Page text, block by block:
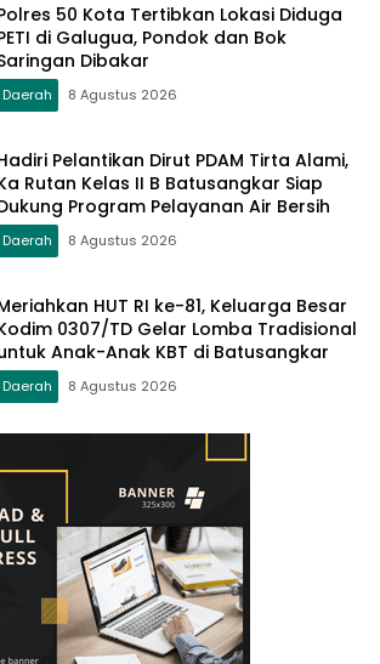
50 Kota Tertibkan Lokasi Diduga
di Galugua, Pondok dan Bok
Dibakar
Daerah 8 Agustus 2026
Pelantikan Dirut PDAM Tirta Alami,
Rutan Kelas II B Batusangkar Siap
Program Pelayanan Air Bersih
Daerah 8 Agustus 2026
HUT RI ke-81, Keluarga Besar
0307/TD Gelar Lomba Tradisional
Anak-Anak KBT di Batusangkar
Daerah 8 Agustus 2026